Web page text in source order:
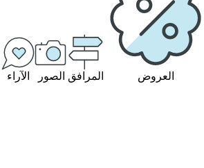
العروض المرافق الصور الآراء